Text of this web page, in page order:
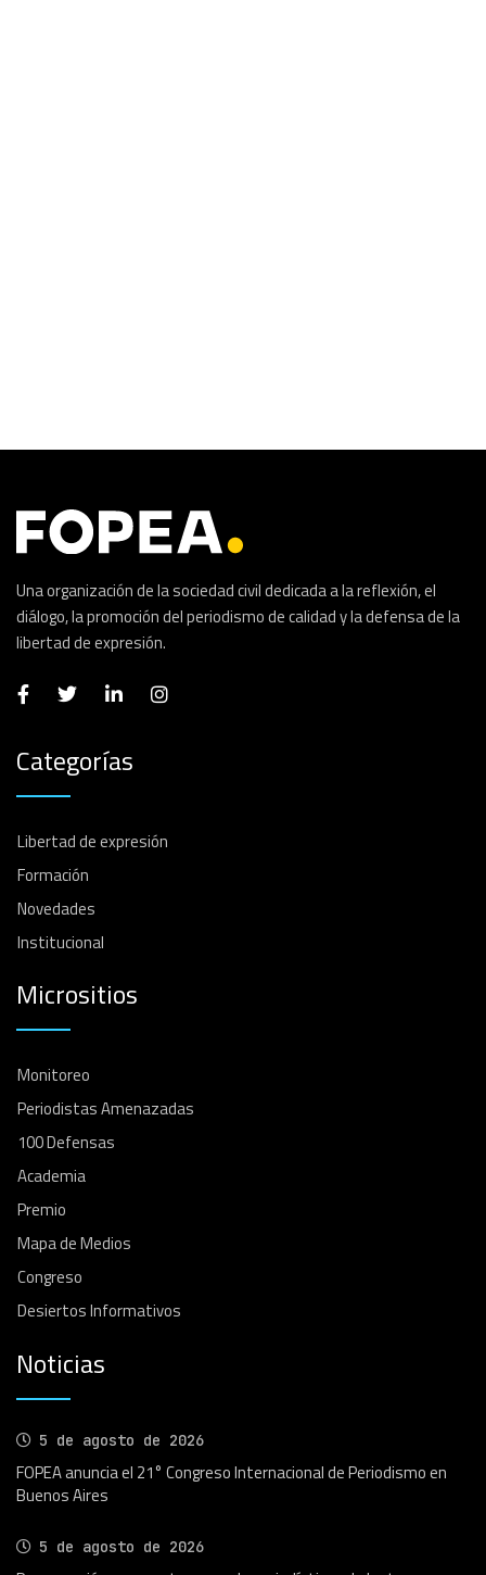
Una organización de la sociedad civil dedicada a la reflexión, el
diálogo, la promoción del periodismo de calidad y la defensa de la
libertad de expresión.
Categorías
Libertad de expresión
Formación
Novedades
Institucional
Micrositios
Monitoreo
Periodistas Amenazadas
100 Defensas
Academia
Premio
Mapa de Medios
Congreso
Desiertos Informativos
Noticias
5 de agosto de 2026
FOPEA anuncia el 21° Congreso Internacional de Periodismo en
Buenos Aires
5 de agosto de 2026